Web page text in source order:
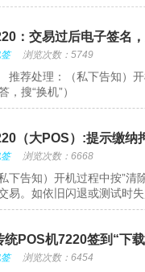
：交易过后电子签名
浏览次数：5749
推荐处理：（私下告知）
搜“换机”）
（大POS）:提示缴纳
浏览次数：6668
下告知）开机过程中按”
易。如依旧闪退或测试时
POS机7220签到“下
浏览次数：6454